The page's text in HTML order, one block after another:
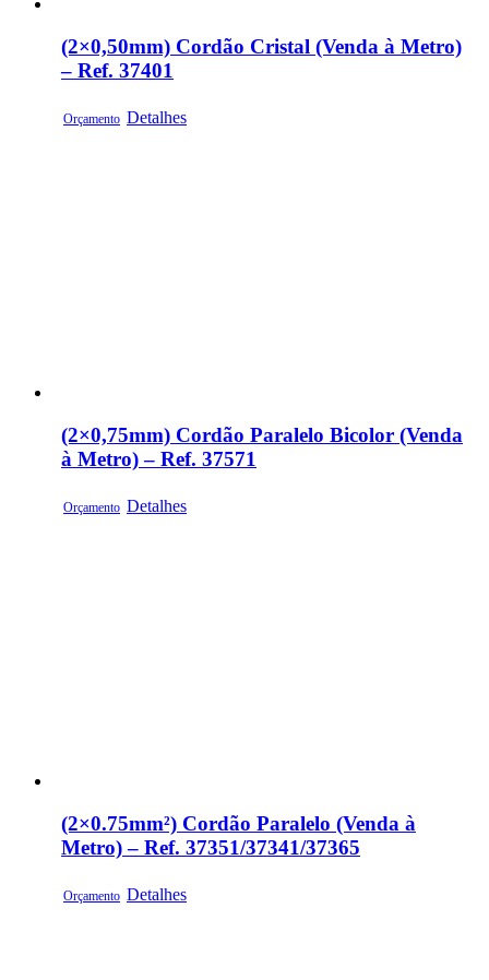
(2×0,50mm) Cordão Cristal (Venda à Metro)
– Ref. 37401
Orçamento Detalhes
(2×0,75mm) Cordão Paralelo Bicolor (Venda
à Metro) – Ref. 37571
Orçamento Detalhes
(2×0.75mm²) Cordão Paralelo (Venda à
Metro) – Ref. 37351/37341/37365
Orçamento Detalhes